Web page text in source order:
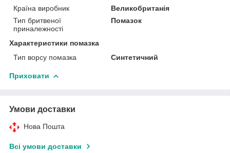
Країна виробник
Великобританія
Тип бритвеної
приналежності
Помазок
Характеристики помазка
Тип ворсу помазка
Синтетичний
Приховати
Умови доставки
Нова Пошта
Всі умови доставки